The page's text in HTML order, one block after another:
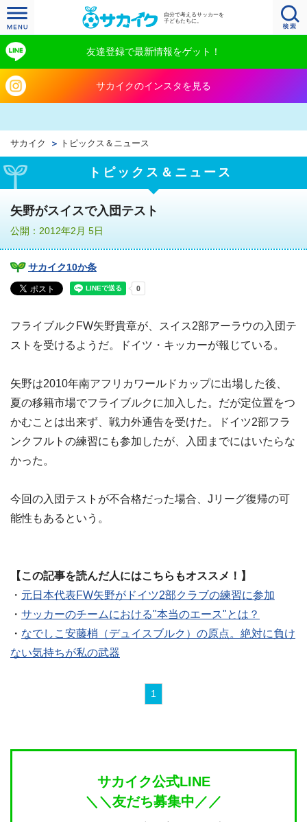
自分で考えるサッカーを
子どもたちに。
友達登録で最新情報をゲット！
サカイクのインスタを見る
サカイク トピックス＆ニュース
トピックス＆ニュース
矢野がスイスで入団テスト
公開：2012年2月 5日
サカイク10か条
フライブルクFW矢野貴章が、スイス2部アーラウの入団テ
ストを受けるようだ。ドイツ・キッカーが報じている。
矢野は2010年南アフリカワールドカップに出場した後、
夏の移籍市場でフライブルクに加入した。だが定位置をつ
かむことは出来ず、戦力外通告を受けた。ドイツ2部フラ
ンクフルトの練習にも参加したが、入団までにはいたらな
かった。
今回の入団テストが不合格だった場合、Jリーグ復帰の可
能性もあるという。
【この記事を読んだ人にはこちらもオススメ！】
・ 元日本代表FW矢野がドイツ2部クラブの練習に参加
・ サッカーのチームにおける"本当のエース"とは？
・ なでしこ安藤梢（デュイスブルク）の原点。絶対に負け
ない気持ちが私の武器
1
サカイク公式LINE
＼＼友だち募集中／／